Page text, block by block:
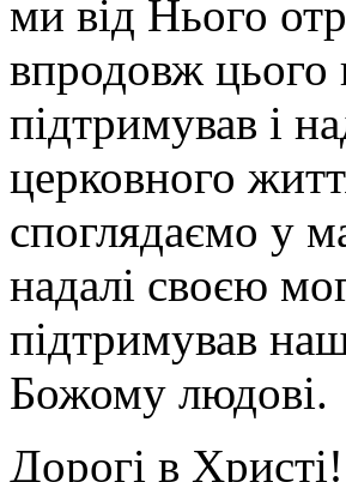
ми від Нього
впродовж цього
підтримував і
церковного
споглядаємо у
надалі своєю
підтримував
Божому людові.
Дорогі в